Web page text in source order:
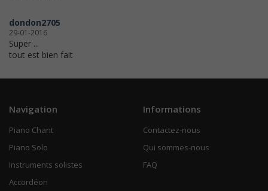
dondon2705
29-01-2016
Super ...
tout est bien fait
Navigation
Piano Chant
Piano Solo
Instruments solistes
Accordéon
Informations
Contactez-nous
Qui sommes-nous
FAQ